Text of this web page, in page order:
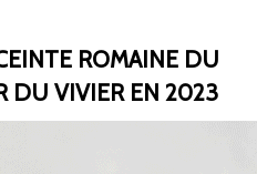
ROMAINE DU
DU VIVIER EN 2023